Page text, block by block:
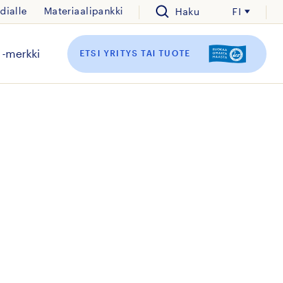
Materiaalipankki Haku FI
merkki ETSI YRITYS TAI TUOTE